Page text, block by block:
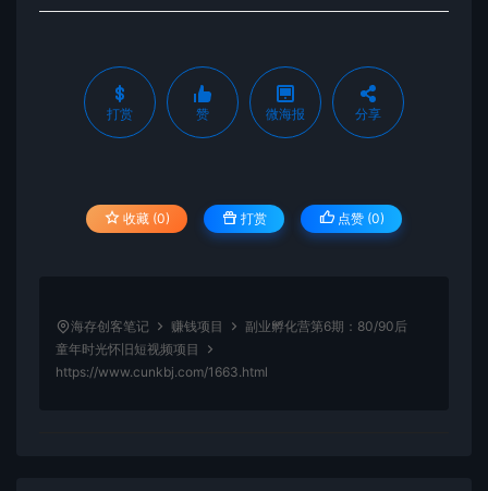
打赏 赞 微海报 分享
收藏 (0) 打赏 点赞 (0)
海存创客笔记 赚钱项目
副业孵化营第6期：80/90后
童年时光怀旧短视频项目
https://www.cunkbj.com/1663.html